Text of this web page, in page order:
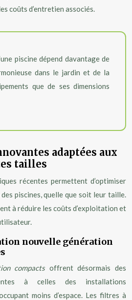
coûts d’entretien associés.
piscine dépend davantage de
dans le jardin et de la
que de ses dimensions
adaptées aux
tailles
récentes permettent d’optimiser
piscines, quelle que soit leur taille.
à réduire les coûts d’exploitation et
nouvelle génération
compacts offrent désormais des
à celles des installations
moins d’espace. Les filtres à